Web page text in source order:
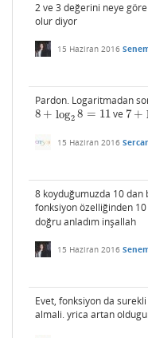
2 ve 3 değerini neye göre
olur diyor
15 Haziran 2016
Pardon. Logaritmadan
8 + log2 8 = 11
8 +log28=11 ve 7 +
7 +
15 Haziran 2016
8 koyduğumuzda 10
fonksiyon özelliğinden
doğru anladım inşallah
15 Haziran 2016
Evet, fonksiyon da
almali. yrica artan